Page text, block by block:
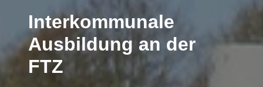
Interkommunale
Ausbildung an der
FTZ